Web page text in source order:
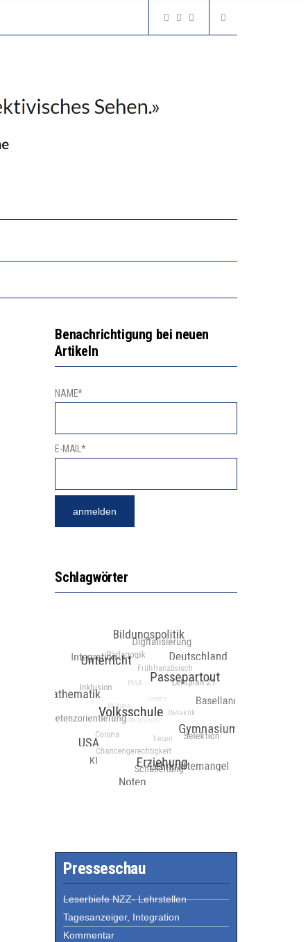
Benachrichtigung bei neuen
Artikeln
NAME*
E-MAIL*
Schlagwörter
Presseschau
Leserbiefe NZZ- Lehrstellen
Tagesanzeiger, Integration
Kommentar